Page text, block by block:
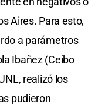
Aires. Para esto,
a parámetros
Ibañez (Ceibo
realizó los
pudieron